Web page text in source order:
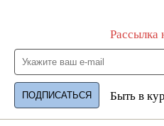
Рассылка
Быть в